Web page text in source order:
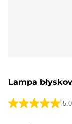
Lampa
5.0
5.0